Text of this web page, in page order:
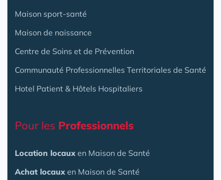
Maison sport-santé
Maison de naissance
Centre de Soins et de Prévention
Communauté Professionnelles Territoriales de Santé
Hotel Patient & Hôtels Hospitaliers
Pour les Professionnels
Location locaux en Maison de Santé
Achat locaux en Maison de Santé